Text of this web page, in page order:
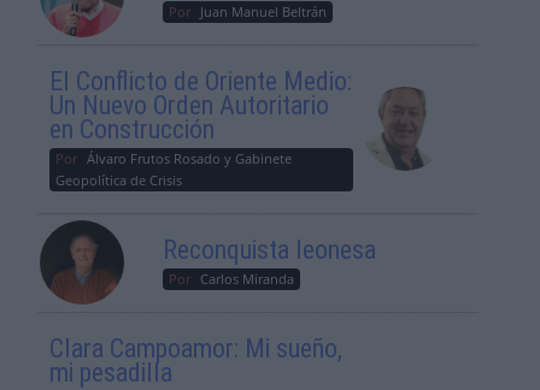
Por Juan Manuel Beltrán
El Conflicto de Oriente Medio:
Un Nuevo Orden Autoritario
en Construcción
Por Álvaro Frutos Rosado y Gabinete
Geopolítica de Crisis
Reconquista leonesa
Por Carlos Miranda
Clara Campoamor: Mi sueño,
mi pesadilla